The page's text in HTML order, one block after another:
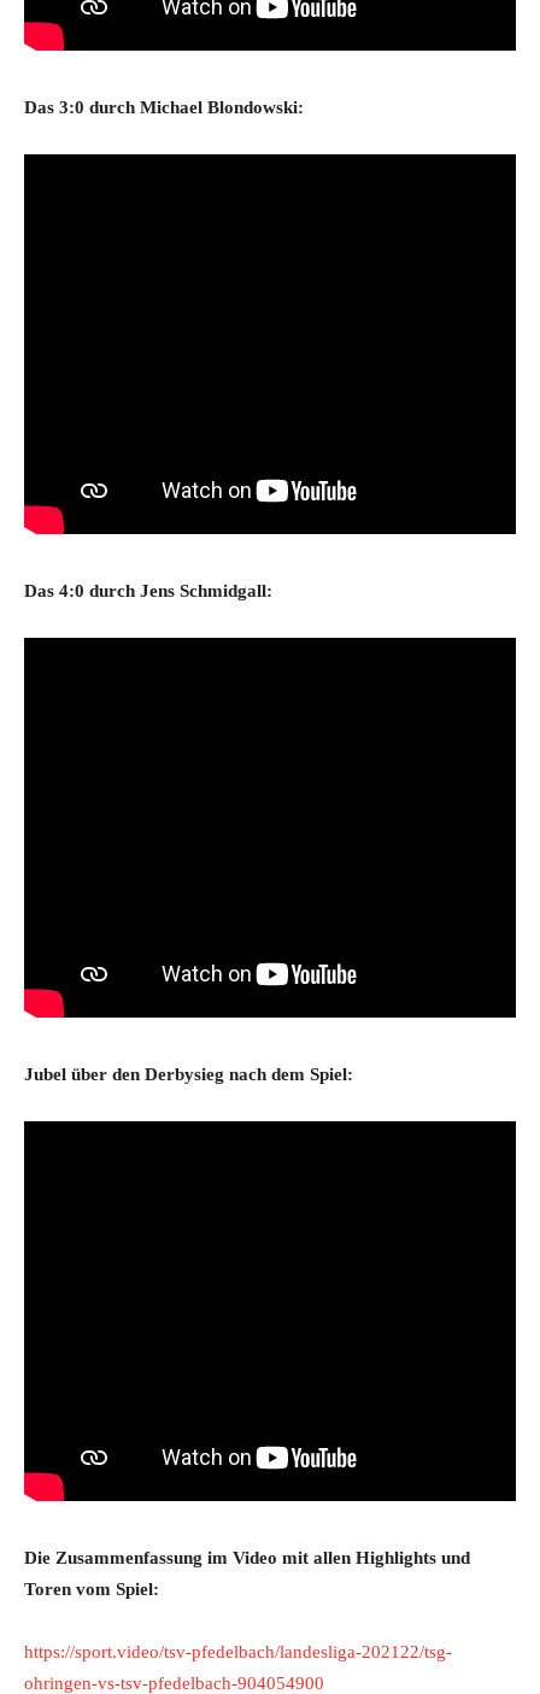
Das 3:0 durch Michael Blondowski:
Das 4:0 durch Jens Schmidgall:
Jubel über den Derbysieg nach dem Spiel:
Die Zusammenfassung im Video mit allen Highlights und
Toren vom Spiel:
https://sport.video/tsv-pfedelbach/landesliga-202122/tsg-
ohringen-vs-tsv-pfedelbach-904054900